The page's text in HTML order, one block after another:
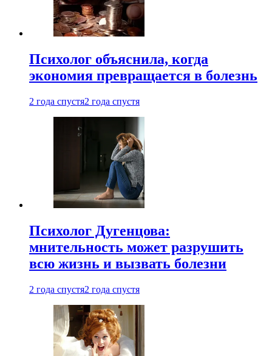
Психолог объяснила, когда
экономия превращается в болезнь
2 года спустя2 года спустя
Психолог Дугенцова:
мнительность может разрушить
всю жизнь и вызвать болезни
2 года спустя2 года спустя